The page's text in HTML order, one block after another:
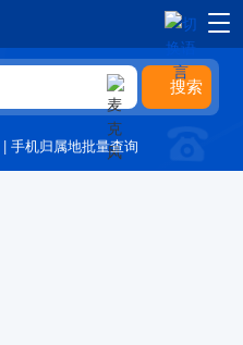
|手机归属地批量查询